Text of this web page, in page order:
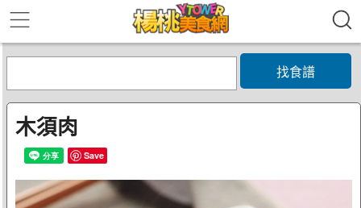
找食譜
木須肉
Save